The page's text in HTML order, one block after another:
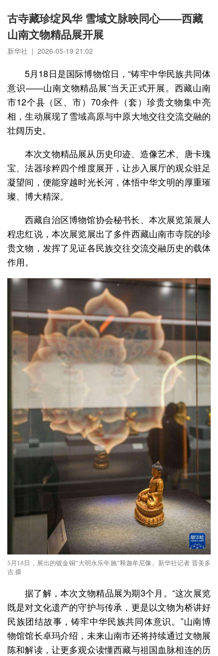
古寺藏珍绽风华 雪域文脉映同心——西藏
山南文物精品展开展
新华社 | 2026-05-19 21:02
5月18日是国际博物馆日，“铸牢中华民族共同体
意识——山南文物精品展”当天正式开展。西藏山南
市12个县（区、市）70余件（套）珍贵文物集中亮
相，生动展现了雪域高原与中原大地交往交流交融的
壮阔历史。
本次文物精品展从历史印迹、造像艺术、唐卡瑰
宝、法器珍粹四个维度展开，让步入展厅的观众驻足
凝望间，便能穿越时光长河，体悟中华文明的厚重璀
璨、博大精深。
西藏自治区博物馆协会秘书长、本次展览策展人
程忠红说，本次展览展出了多件西藏山南市寺院的珍
贵文物，发挥了见证各民族交往交流交融历史的载体
作用。
5月18日，展出的镀金铜“大明永乐年施”释迦牟尼像。新华社记者 晋美多
吉 摄
据了解，本次文物精品展为期3个月。“这次展览
既是对文化遗产的守护与传承，更是以文物为桥讲好
民族团结故事，铸牢中华民族共同体意识。”山南博
物馆馆长卓玛介绍，未来山南市还将持续通过文物展
陈和解读，让更多观众读懂西藏与祖国血脉相连的历